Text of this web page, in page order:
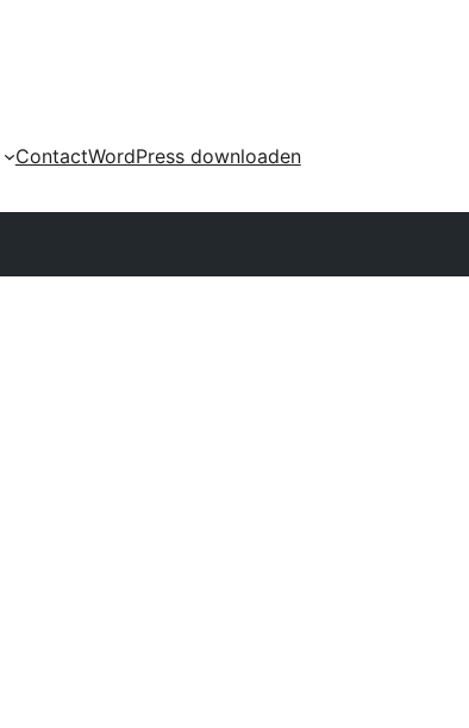
ContactWordPress downloaden